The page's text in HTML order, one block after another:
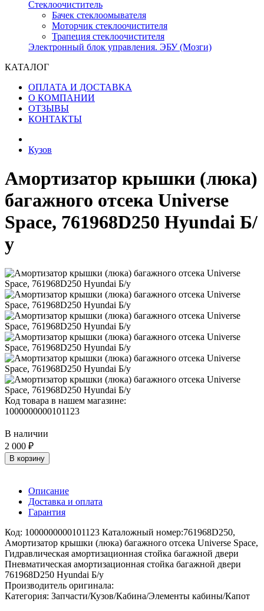
Стеклоочиститель
Бачек стеклоомывателя
Моторчик стеклоочистителя
Трапеция стеклоочистителя
Электронный блок управления. ЭБУ (Мозги)
КАТАЛОГ
ОПЛАТА И ДОСТАВКА
О КОМПАНИИ
ОТЗЫВЫ
КОНТАКТЫ
Кузов
Амортизатор крышки (люка)
багажного отсека Universe
Space, 761968D250 Hyundai Б/
у
Код товара в нашем магазине:
1000000000101123
В наличии
2 000 ₽
В корзину
Описание
Доставка и оплата
Гарантия
Код: 1000000000101123 Каталожный номер:761968D250,
Амортизатор крышки (люка) багажного отсека Universe Space,
Гидравлическая амортизационная стойка багажной двери
Пневматическая амортизационная стойка багажной двери
761968D250 Hyundai Б/у
Производитель оригинала:
Категория: Запчасти/Кузов/Кабина/Элементы кабины/Капот